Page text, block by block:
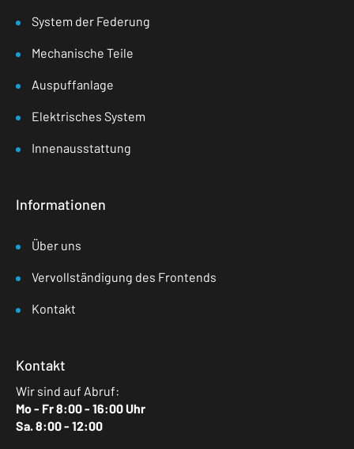
System der Federung
Mechanische Teile
Auspuffanlage
Elektrisches System
Innenausstattung
Informationen
Über uns
Vervollständigung des Frontends
Kontakt
Kontakt
Wir sind auf Abruf:
Mo - Fr 8:00 - 16:00 Uhr
Sa. 8:00 - 12:00